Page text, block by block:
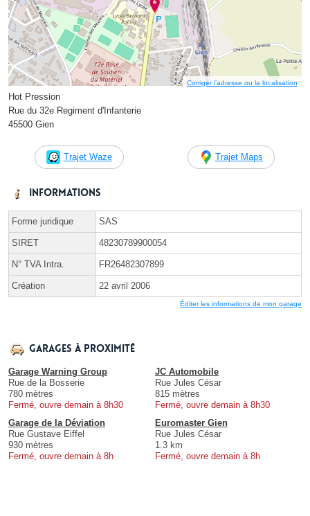
Corriger l’adresse ou la localisation
Hot Pression
Rue du 32e Regiment d'Infanterie
45500 Gien
Trajet Waze Trajet Maps
Informations
Forme juridique SAS
SIRET 48230789900054
N° TVA Intra. FR26482307899
Création 22 avril 2006
Éditer les informations de mon garage
Garages à proximité
Garage Warning Group
Rue de la Bosserie
780 mètres
Fermé, ouvre demain à 8h30
JC Automobile
Rue Jules César
815 mètres
Fermé, ouvre demain à 8h30
Garage de la Déviation
Rue Gustave Eiffel
930 mètres
Fermé, ouvre demain à 8h
Euromaster Gien
Rue Jules César
1.3 km
Fermé, ouvre demain à 8h